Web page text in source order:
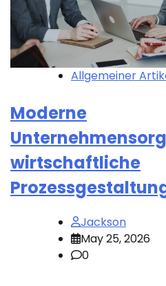
Allgemeiner
Moderne
wirtschaftliche
Jackson
May 25, 2026
0